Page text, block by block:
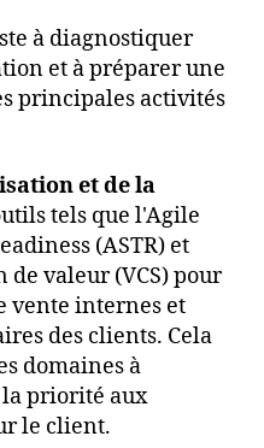
à diagnostiquer
et à préparer une
principales activités
et de la
tels que l'Agile
(ASTR) et
valeur (VCS) pour
vente internes et
des clients. Cela
domaines à
priorité aux
le client.